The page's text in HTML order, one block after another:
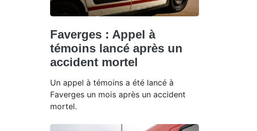
Faverges : Appel à
témoins lancé après un
accident mortel
Un appel à témoins a été lancé à
Faverges un mois après un accident
mortel.